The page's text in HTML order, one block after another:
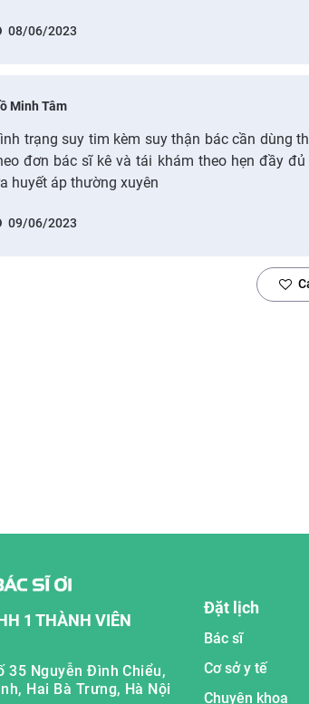
08/06/2023
Minh Tâm
trạng suy tim kèm suy thận bác cần dùng
đơn bác sĩ kê và tái khám theo hẹn đầy
huyết áp thường xuyên
09/06/2023
1 THÀNH VIÊN
35 Nguyễn Đình Chiểu,
Hai Bà Trưng, Hà Nội
Đặt lịch
Bác sĩ
Cơ sở y tế
Chuyên khoa